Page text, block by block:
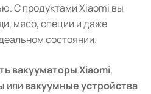
С продуктами Xiaomi вы
мясо, специи и даже
состоянии.
вакууматоры Xiaomi,
или вакуумные устройства